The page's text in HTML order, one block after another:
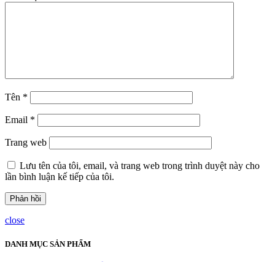
Tên *
Email *
Trang web
Lưu tên của tôi, email, và trang web trong trình duyệt này cho
lần bình luận kế tiếp của tôi.
close
DANH MỤC SẢN PHẨM